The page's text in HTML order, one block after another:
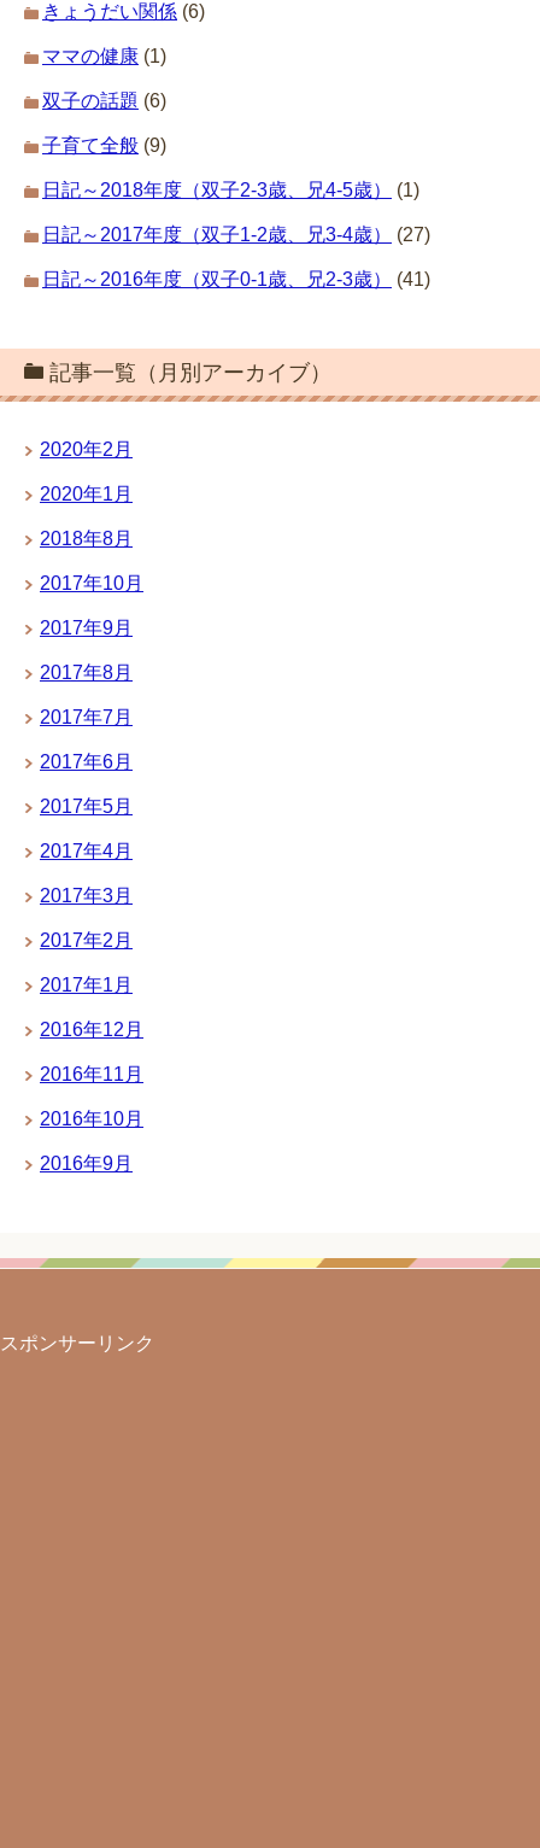
きょうだい関係 (6)
ママの健康 (1)
双子の話題 (6)
子育て全般 (9)
日記～2018年度（双子2-3歳、兄4-5歳） (1)
日記～2017年度（双子1-2歳、兄3-4歳） (27)
日記～2016年度（双子0-1歳、兄2-3歳） (41)
記事一覧（月別アーカイブ）
2020年2月
2020年1月
2018年8月
2017年10月
2017年9月
2017年8月
2017年7月
2017年6月
2017年5月
2017年4月
2017年3月
2017年2月
2017年1月
2016年12月
2016年11月
2016年10月
2016年9月
スポンサーリンク